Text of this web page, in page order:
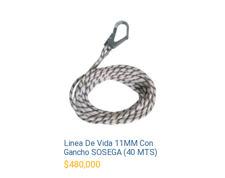
Linea De Vida 11MM Con
Gancho SOSEGA (40 MTS)
$480,000